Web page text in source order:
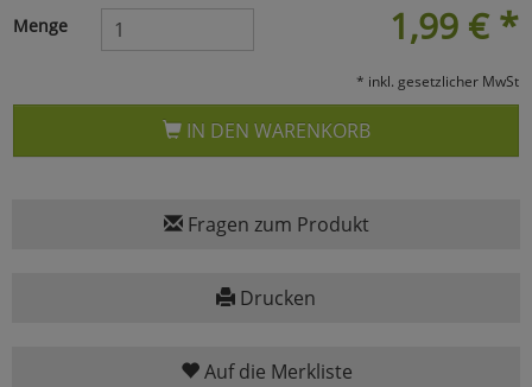
1,99 € *
Menge
* inkl. gesetzlicher MwSt
IN DEN WARENKORB
Fragen zum Produkt
Drucken
Auf die Merkliste
zurück
zu Haupptseite